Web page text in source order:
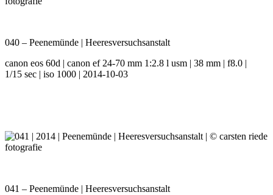
040 – Peenemünde | Heeresversuchsanstalt
canon eos 60d | canon ef 24-70 mm 1:2.8 l usm | 38 mm | f8.0 |
1/15 sec | iso 1000 | 2014-10-03
041 – Peenemünde | Heeresversuchsanstalt